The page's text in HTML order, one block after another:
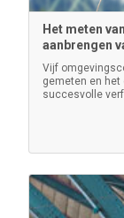
PosiTector
Het meten
aanbrengen
Vijf
gemeten en
succesvolle